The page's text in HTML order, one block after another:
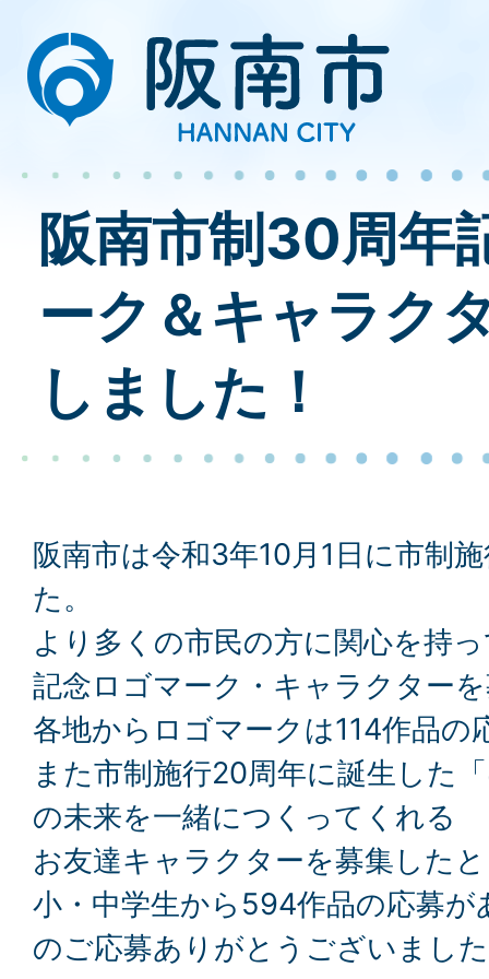
阪南市制30周年
ーク＆キャラク
しました！
阪南市は令和3年10月1日に市制
た。
より多くの市民の方に関心を持
記念ロゴマーク・キャラクター
各地からロゴマークは114作品の
また市制施行20周年に誕生した
の未来を一緒につくってくれる
お友達キャラクターを募集した
小・中学生から594作品の応募
のご応募ありがとうございまし